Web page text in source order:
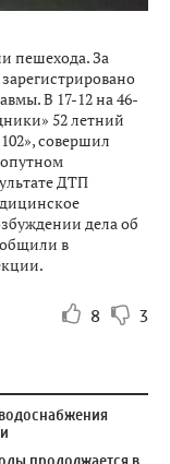
пешехода. За
В 17-12 на 46-
52 летний
совершил
ДТП
дела об
в
8 3
продолжается в